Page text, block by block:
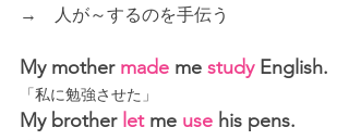
→　人が～するのを手伝う
My mother made me study English.
「私に勉強させた」
My brother let me use his pens.